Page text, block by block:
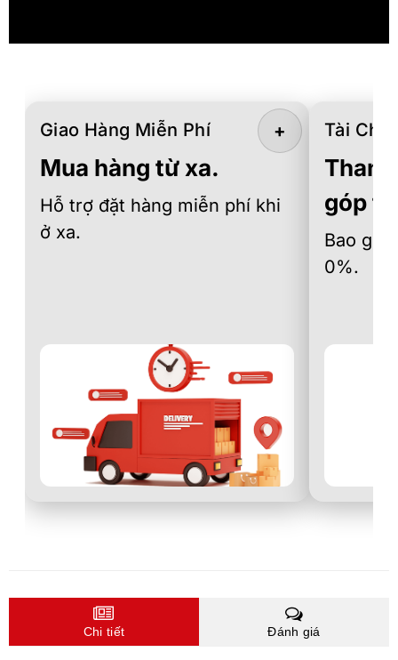
Giao Hàng Miễn Phí
Mua hàng từ xa.
Hỗ trợ đặt hàng miễn phí khi
ở xa.
+ Tài
góp
Bao
0%.
Chi tiết Đánh giá